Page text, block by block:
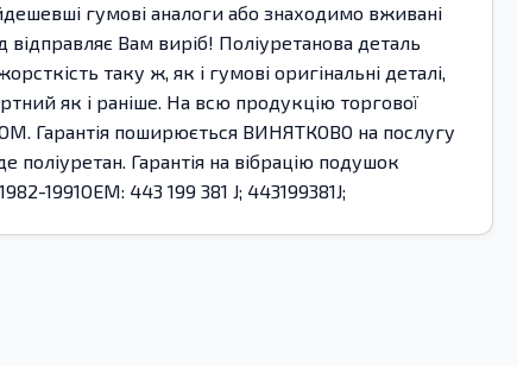
гумові аналоги або знаходимо вживані
Вам виріб! Поліуретанова деталь
таку ж, як і гумові оригінальні деталі,
як і раніше. На всю продукцію торгової
Гарантія поширюється ВИНЯТКОВО на послугу
Гарантія на вібрацію подушок
1991OEM: 443 199 381 J; 443199381J;